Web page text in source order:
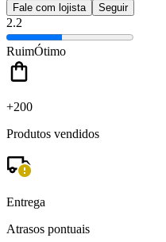
Fale com lojista Seguir
2.2
RuimÓtimo
+200
Produtos vendidos
Entrega
Atrasos pontuais